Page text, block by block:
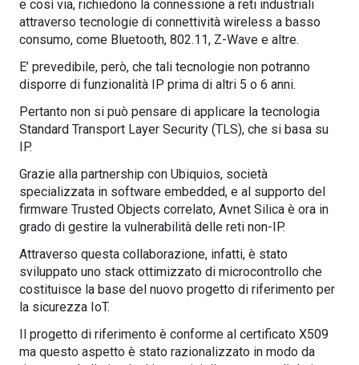
e così via, richiedono la connessione a reti industriali
attraverso tecnologie di connettività wireless a basso
consumo, come Bluetooth, 802.11, Z-Wave e altre.
E’ prevedibile, però, che tali tecnologie non potranno
disporre di funzionalità IP prima di altri 5 o 6 anni.
Pertanto non si può pensare di applicare la tecnologia
Standard Transport Layer Security (TLS), che si basa su
IP.
Grazie alla partnership con Ubiquios, società
specializzata in software embedded, e al supporto del
firmware Trusted Objects correlato, Avnet Silica è ora in
grado di gestire la vulnerabilità delle reti non-IP.
Attraverso questa collaborazione, infatti, è stato
sviluppato uno stack ottimizzato di microcontrollo che
costituisce la base del nuovo progetto di riferimento per
la sicurezza IoT.
Il progetto di riferimento è conforme al certificato X509
ma questo aspetto è stato razionalizzato in modo da